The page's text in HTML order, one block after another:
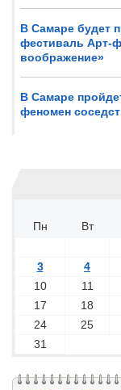
В Самаре будет
фестиваль Арт-
воображение»
В Самаре
феномен
Пн
Вт
3
4
10
11
17
18
24
25
31